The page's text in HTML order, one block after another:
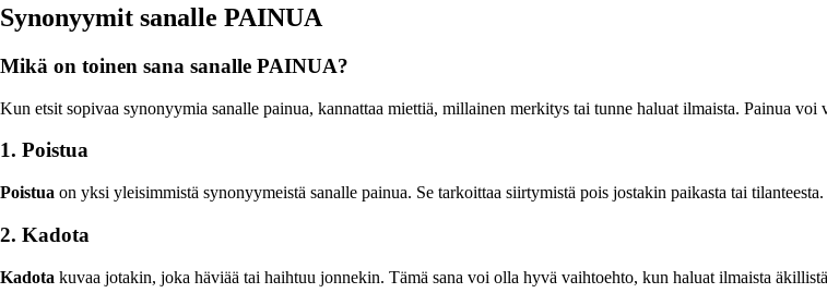
Synonyymit sanalle PAINUA
Mikä on toinen sana sanalle PAINUA?
Kun etsit sopivaa synonyymia sanalle painua, kannattaa miettiä, millainen merkitys tai tunne haluat ilmaista. Painua
1. Poistua
Poistua on yksi yleisimmistä synonyymeistä sanalle painua. Se tarkoittaa siirtymistä pois jostakin paikasta tai tilanteesta.
2. Kadota
Kadota kuvaa jotakin, joka häviää tai haihtuu jonnekin. Tämä sana voi olla hyvä vaihtoehto, kun haluat ilmaista